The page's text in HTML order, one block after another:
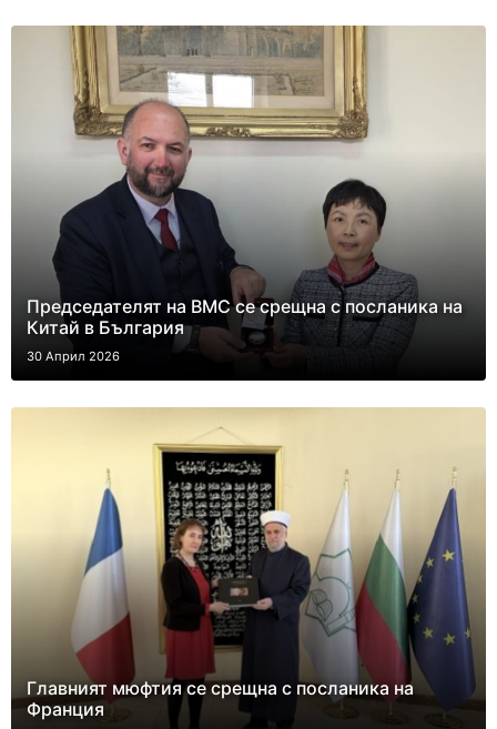
Председателят на ВМС се срещна с посланика на
Китай в България
30 Април 2026
Главният мюфтия се срещна с посланика на
Франция